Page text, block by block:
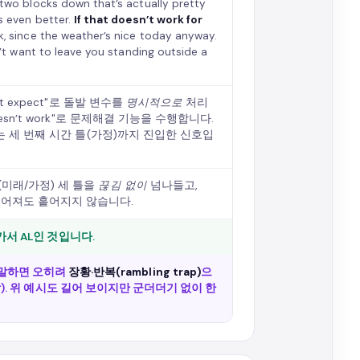
blocks down that’s actually pretty
even better. If that doesn’t work for
the weather’s nice today anyway.
want to leave you standing outside a
expect"로 돌발 변수를 명시적으로 처리
work"로 문제해결 기능을 수행합니다.
번째 시간 틀(가정)까지 진입한 신호입
래/가정) 세 틀을 끊김 없이넘나들고,
져도 흩어지지 않습니다.
서 AL인 것입니다.
하면 오히려 장황·반복(rambling trap)으
위 예시도 길어 보이지만 군더더기 없이 한